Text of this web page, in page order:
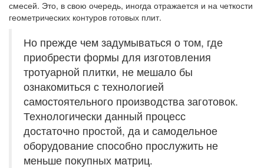
смесей. Это, в свою очередь, иногда отражается и на четкости
геометрических контуров готовых плит.
Но прежде чем задумываться о том, где
приобрести формы для изготовления
тротуарной плитки, не мешало бы
ознакомиться с технологией
самостоятельного производства заготовок.
Технологически данный процесс
достаточно простой, да и самодельное
оборудование способно прослужить не
меньше покупных матриц.